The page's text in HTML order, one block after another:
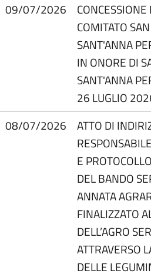
09/07/2026
COMITATO
SANT'ANNA
IN ONORE DI
SANT'ANNA
26 LUGLIO
08/07/2026
ATTO DI
E
DEL BANDO
ANNATA
FINALIZZATO
DELL’AGRO
ATTRAVERSO
DELLE